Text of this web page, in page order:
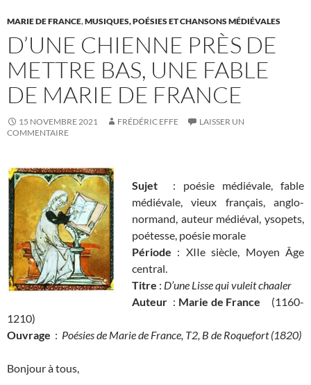
MARIE DE FRANCE,MUSIQUES, POÉSIES ET CHANSONS MÉDIÉVALES
D’UNE CHIENNE PRÈS DE
METTRE BAS, UNE FABLE
DE MARIE DE FRANCE
15 NOVEMBRE 2021 FRÉDÉRIC EFFE
LAISSER UN
COMMENTAIRE
Sujet : poésie médiévale, fable
médiévale, vieux français, anglo-
normand, auteur médiéval, ysopets,
poétesse, poésie morale
Période : XIIe siècle, Moyen Âge
central.
Titre : D’une Lisse qui vuleit chaaler
Auteur : Marie de France
(1160-
1210)
Ouvrage : Poésies de Marie de France, T2, B de Roquefort (1820)
Bonjour à tous,